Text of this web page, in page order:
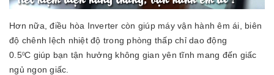
Hơn nữa, điều hòa Inverter còn giúp máy vận hành êm ái, biên
độ chênh lệch nhiệt độ trong phòng thấp chỉ dao động
0.50C giúp bạn tận hưởng không gian yên tĩnh mang đến giấc
ngủ ngon giấc.